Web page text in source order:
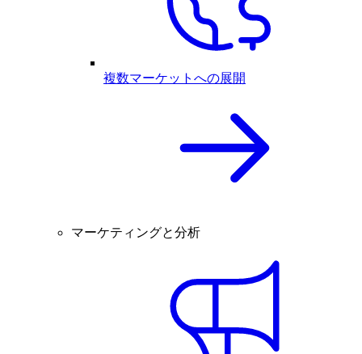
複数マーケットへの展開
マーケティングと分析